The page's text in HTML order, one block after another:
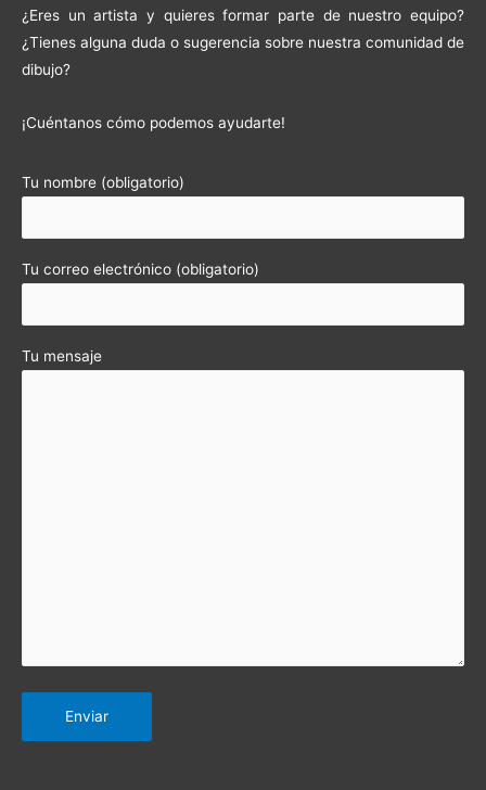
¿Eres un artista y quieres formar parte de nuestro equipo?
¿Tienes alguna duda o sugerencia sobre nuestra comunidad de
dibujo?
¡Cuéntanos cómo podemos ayudarte!
Tu nombre (obligatorio)
Tu correo electrónico (obligatorio)
Tu mensaje